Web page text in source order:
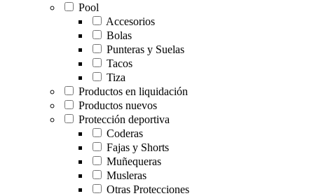
Pool
Accesorios
Bolas
Punteras y Suelas
Tacos
Tiza
Productos en liquidación
Productos nuevos
Protección deportiva
Coderas
Fajas y Shorts
Muñequeras
Musleras
Otras Protecciones